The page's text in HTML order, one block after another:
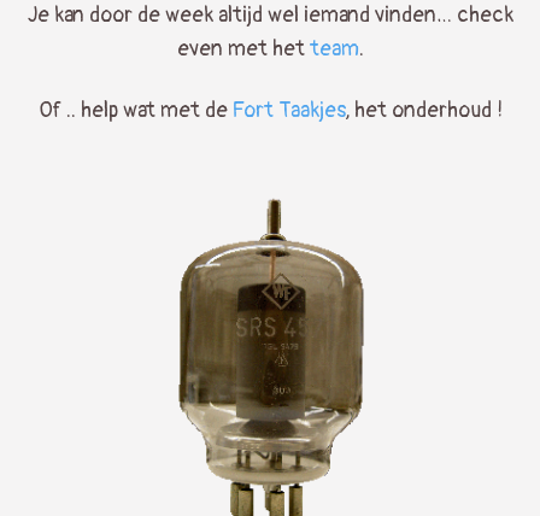
Je kan door de week altijd wel iemand vinden… check
even met hetteam.
Of .. help wat met de Fort Taakjes, het onderhoud !